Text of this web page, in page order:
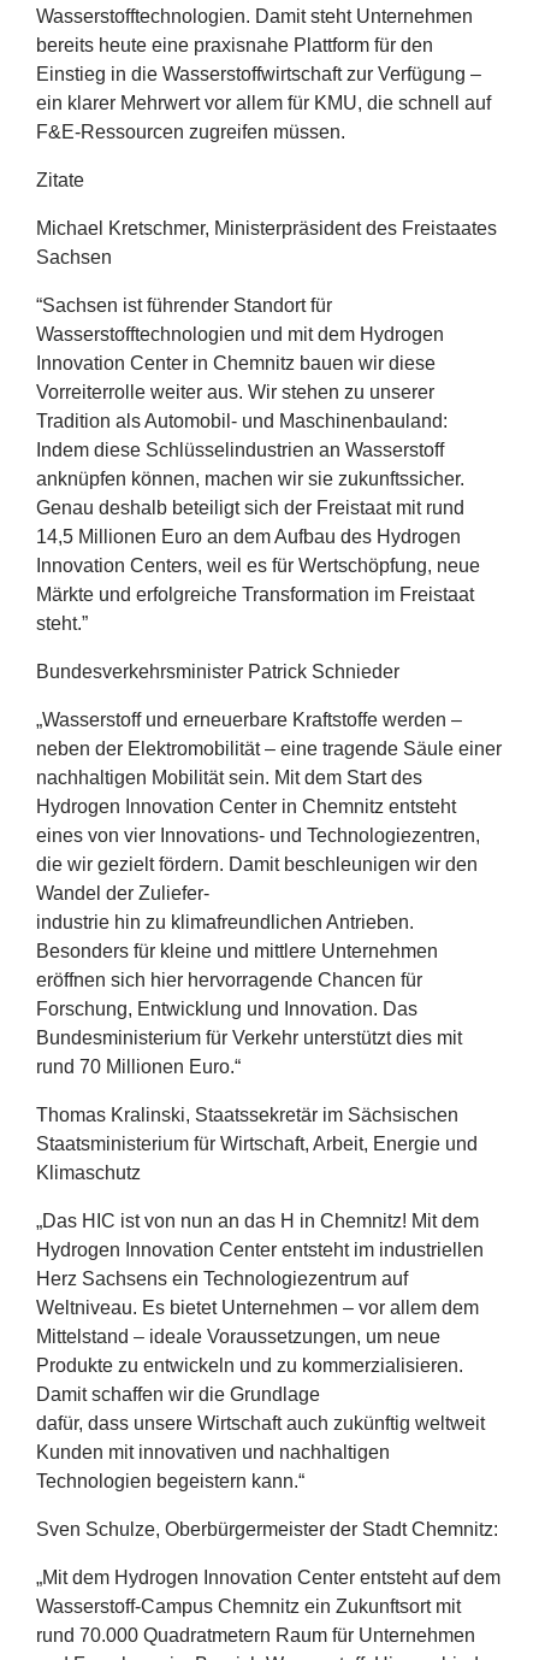
Wasserstofftechnologien. Damit steht Unternehmen
bereits heute eine praxisnahe Plattform für den
Einstieg in die Wasserstoffwirtschaft zur Verfügung –
ein klarer Mehrwert vor allem für KMU, die schnell auf
F&E‑Ressourcen zugreifen müssen.
Zitate
Michael Kretschmer, Ministerpräsident des Freistaates
Sachsen
“Sachsen ist führender Standort für
Wasserstofftechnologien und mit dem Hydrogen
Innovation Center in Chemnitz bauen wir diese
Vorreiterrolle weiter aus. Wir stehen zu unserer
Tradition als Automobil- und Maschinenbauland:
Indem diese Schlüsselindustrien an Wasserstoff
anknüpfen können, machen wir sie zukunftssicher.
Genau deshalb beteiligt sich der Freistaat mit rund
14,5 Millionen Euro an dem Aufbau des Hydrogen
Innovation Centers, weil es für Wertschöpfung, neue
Märkte und erfolgreiche Transformation im Freistaat
steht.”
Bundesverkehrsminister Patrick Schnieder
„Wasserstoff und erneuerbare Kraftstoffe werden –
neben der Elektromobilität – eine tragende Säule einer
nachhaltigen Mobilität sein. Mit dem Start des
Hydrogen Innovation Center in Chemnitz entsteht
eines von vier Innovations- und Technologiezentren,
die wir gezielt fördern. Damit beschleunigen wir den
Wandel der Zuliefer-
industrie hin zu klimafreundlichen Antrieben.
Besonders für kleine und mittlere Unternehmen
eröffnen sich hier hervorragende Chancen für
Forschung, Entwicklung und Innovation. Das
Bundesministerium für Verkehr unterstützt dies mit
rund 70 Millionen Euro.“
Thomas Kralinski, Staatssekretär im Sächsischen
Staatsministerium für Wirtschaft, Arbeit, Energie und
Klimaschutz
„Das HIC ist von nun an das H in Chemnitz! Mit dem
Hydrogen Innovation Center entsteht im industriellen
Herz Sachsens ein Technologiezentrum auf
Weltniveau. Es bietet Unternehmen – vor allem dem
Mittelstand – ideale Voraussetzungen, um neue
Produkte zu entwickeln und zu kommerzialisieren.
Damit schaffen wir die Grundlage
dafür, dass unsere Wirtschaft auch zukünftig weltweit
Kunden mit innovativen und nachhaltigen
Technologien begeistern kann.“
Sven Schulze, Oberbürgermeister der Stadt Chemnitz:
„Mit dem Hydrogen Innovation Center entsteht auf dem
Wasserstoff-Campus Chemnitz ein Zukunftsort mit
rund 70.000 Quadratmetern Raum für Unternehmen